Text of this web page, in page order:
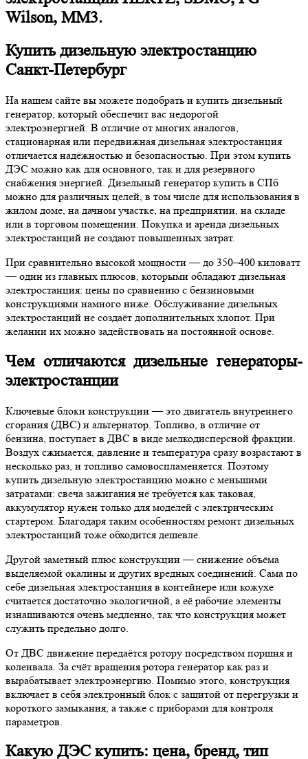
Wilson, MM3.
Купить дизельную электростанцию
Санкт-Петербург
На нашем сайте вы можете подобрать и купить дизельный
генератор, который обеспечит вас недорогой
электроэнергией. В отличие от многих аналогов,
стационарная или передвижная дизельная электростанция
отличается надёжностью и безопасностью. При этом купить
ДЭС можно как для основного, так и для резервного
снабжения энергией. Дизельный генератор купить в СПб
можно для различных целей, в том числе для использования в
жилом доме, на дачном участке, на предприятии, на складе
или в торговом помещении. Покупка и аренда дизельных
электростанций не создают повышенных затрат.
При сравнительно высокой мощности — до 350–400 киловатт
— один из главных плюсов, которыми обладают дизельная
электростанция: цены по сравнению с бензиновыми
конструкциями намного ниже. Обслуживание дизельных
электростанций не создаёт дополнительных хлопот. При
желании их можно задействовать на постоянной основе.
Чем отличаются дизельные генераторы-
электростанции
Ключевые блоки конструкции — это двигатель внутреннего
сгорания (ДВС) и альтернатор. Топливо, в отличие от
бензина, поступает в ДВС в виде мелкодисперсной фракции.
Воздух сжимается, давление и температура сразу возрастают в
несколько раз, и топливо самовоспламеняется. Поэтому
купить дизельную электростанцию можно с меньшими
затратами: свеча зажигания не требуется как таковая,
аккумулятор нужен только для моделей с электрическим
стартером. Благодаря таким особенностям ремонт дизельных
электростанций тоже обходится дешевле.
Другой заметный плюс конструкции — снижение объёма
выделяемой окалины и других вредных соединений. Сама по
себе дизельная электростанция в контейнере или кожухе
считается достаточно экологичной, а её рабочие элементы
изнашиваются очень медленно, так что конструкция может
служить предельно долго.
От ДВС движение передаётся ротору посредством поршня и
коленвала. За счёт вращения ротора генератор как раз и
вырабатывает электроэнергию. Помимо этого, конструкция
включает в себя электронный блок с защитой от перегрузки и
короткого замыкания, а также с приборами для контроля
параметров.
Какую ДЭС купить: цена, бренд, тип